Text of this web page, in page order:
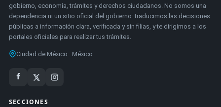
gobierno, economía, trámites y derechos ciudadanos. No somos una
dependencia ni un sitio oficial del gobierno: traducimos las decisiones
públicas a información clara, verificada y sin filias, y te dirigimos a los
portales oficiales para realizar tus trámites.
Ciudad de México · México
SECCIONES